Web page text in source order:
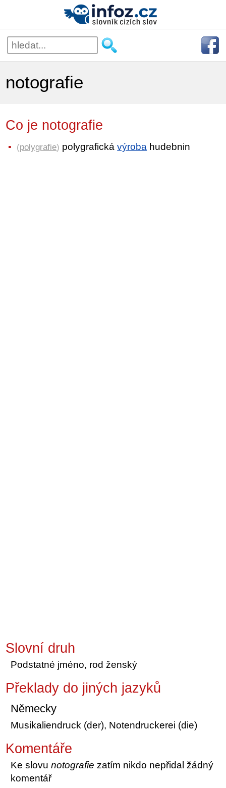
notografie
Co je notografie
(polygrafie) polygrafickávýroba hudebnin
Slovní druh
Podstatné jméno, rod ženský
Překlady do jiných jazyků
Německy
Musikaliendruck (der), Notendruckerei (die)
Komentáře
Ke slovunotografie zatím nikdo nepřidal žádný
komentář